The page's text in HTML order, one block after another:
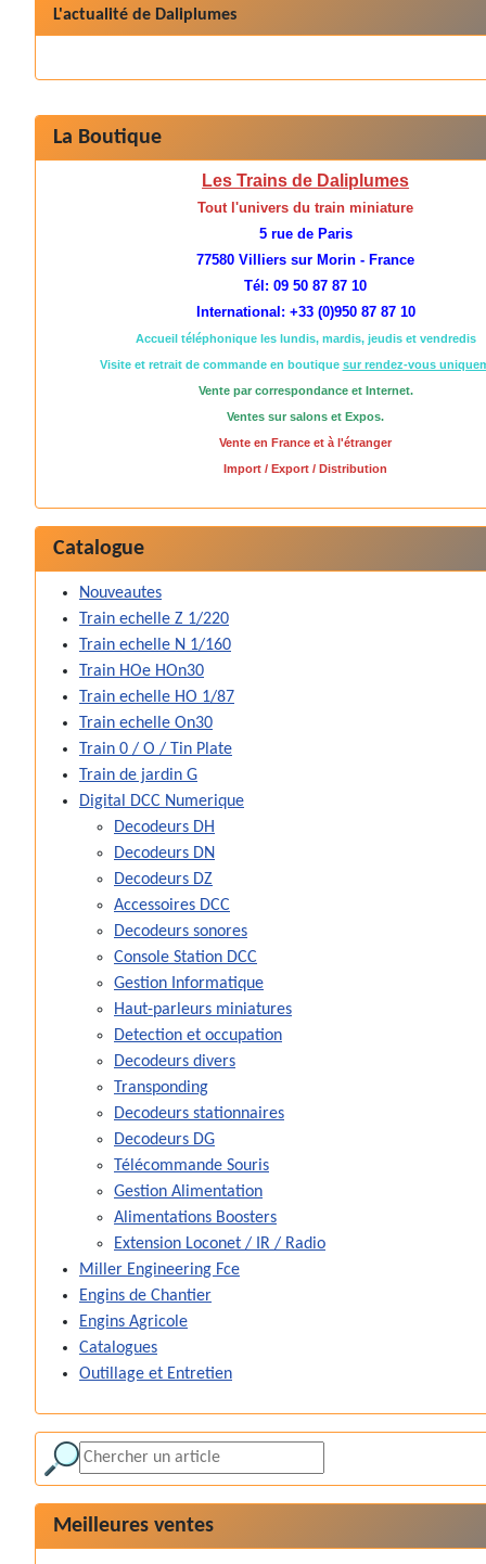
La Boutique
Les Trains de Daliplumes
Tout l'univers du train miniature
5 rue de Paris
77580 Villiers sur Morin - France
Tél: 09 50 87 87 10
International: +33 (0)950 87 87 10
Accueil téléphonique les lundis, mardis, jeudis et vendredis
Visite et retrait de commande en boutique sur rendez-vous
Vente par correspondance et Internet.
Ventes sur salons et Expos.
Vente en France et à l'étranger
Import / Export / Distribution
Catalogue
Nouveautes
Train echelle Z 1/220
Train echelle N 1/160
Train HOe HOn30
Train echelle HO 1/87
Train echelle On30
Train 0 / O / Tin Plate
Train de jardin G
Digital DCC Numerique
Decodeurs DH
Decodeurs DN
Decodeurs DZ
Accessoires DCC
Decodeurs sonores
Console Station DCC
Gestion Informatique
Haut-parleurs miniatures
Detection et occupation
Decodeurs divers
Transponding
Decodeurs stationnaires
Decodeurs DG
Télécommande Souris
Gestion Alimentation
Alimentations Boosters
Extension Loconet / IR / Radio
Miller Engineering Fce
Engins de Chantier
Engins Agricole
Catalogues
Outillage et Entretien
Meilleures ventes
L'actualité de Daliplumes